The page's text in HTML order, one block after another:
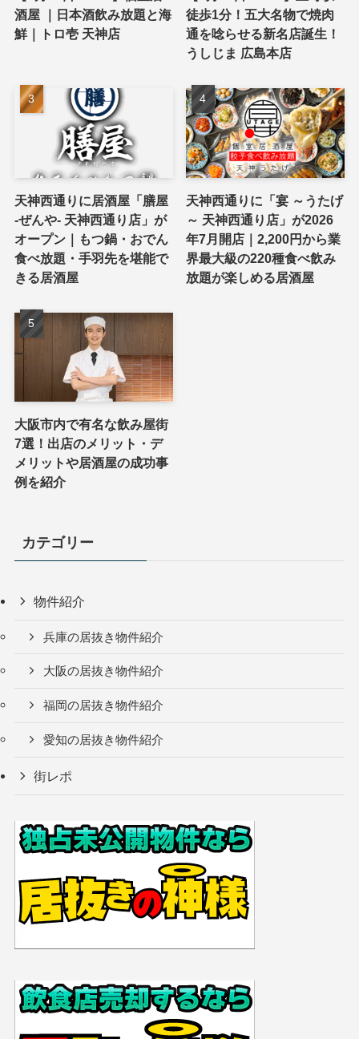
酒屋 ｜日本酒飲み放題と海
鮮｜トロ壱 天神店
徒歩1分！五大名物で焼肉
通を唸らせる新名店誕生！
うしじま 広島本店
天神西通りに居酒屋「膳屋
-ぜんや- 天神西通り店」が
オープン｜もつ鍋・おでん
食べ放題・手羽先を堪能で
きる居酒屋
天神西通りに「宴 ～うたげ
～ 天神西通り店」が2026
年7月開店｜2,200円から業
界最大級の220種食べ飲み
放題が楽しめる居酒屋
大阪市内で有名な飲み屋街
7選！出店のメリット・デ
メリットや居酒屋の成功事
例を紹介
カテゴリー
物件紹介
兵庫の居抜き物件紹介
大阪の居抜き物件紹介
福岡の居抜き物件紹介
愛知の居抜き物件紹介
街レポ